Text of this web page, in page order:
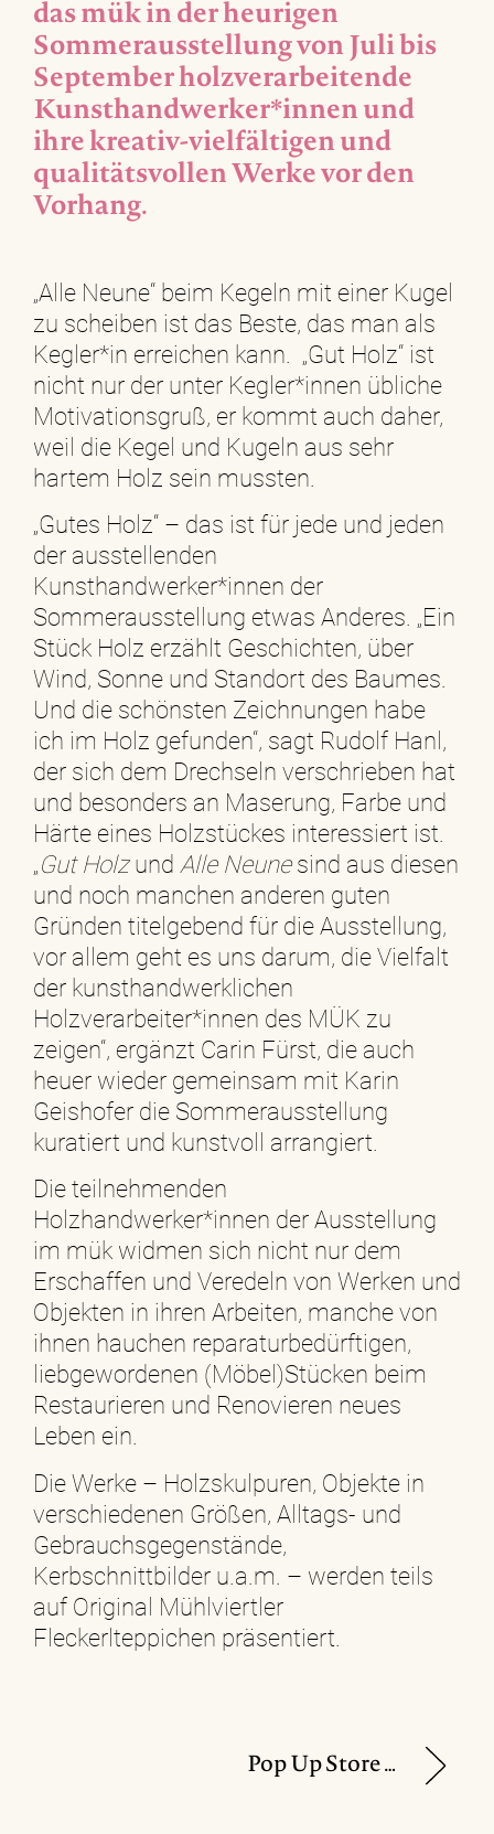
das mük in der heurigen
Sommerausstellung von Juli bis
September holzverarbeitende
Kunsthandwerker*innen und
ihre kreativ-vielfältigen und
qualitätsvollen Werke vor den
Vorhang.
„Alle Neune“ beim Kegeln mit einer Kugel
zu scheiben ist das Beste, das man als
Kegler*in erreichen kann. „Gut Holz“ ist
nicht nur der unter Kegler*innen übliche
Motivationsgruß, er kommt auch daher,
weil die Kegel und Kugeln aus sehr
hartem Holz sein mussten.
„Gutes Holz“ – das ist für jede und jeden
der ausstellenden
Kunsthandwerker*innen der
Sommerausstellung etwas Anderes. „Ein
Stück Holz erzählt Geschichten, über
Wind, Sonne und Standort des Baumes.
Und die schönsten Zeichnungen habe
ich im Holz gefunden“, sagt Rudolf Hanl,
der sich dem Drechseln verschrieben hat
und besonders an Maserung, Farbe und
Härte eines Holzstückes interessiert ist.
„Gut Holzund Alle Neunesind aus diesen
und noch manchen anderen guten
Gründen titelgebend für die Ausstellung,
vor allem geht es uns darum, die Vielfalt
der kunsthandwerklichen
Holzverarbeiter*innen des MÜK zu
zeigen“, ergänzt Carin Fürst, die auch
heuer wieder gemeinsam mit Karin
Geishofer die Sommerausstellung
kuratiert und kunstvoll arrangiert.
Die teilnehmenden
Holzhandwerker*innen der Ausstellung
im mük widmen sich nicht nur dem
Erschaffen und Veredeln von Werken und
Objekten in ihren Arbeiten, manche von
ihnen hauchen reparaturbedürftigen,
liebgewordenen (Möbel)Stücken beim
Restaurieren und Renovieren neues
Leben ein.
Die Werke – Holzskulpuren, Objekte in
verschiedenen Größen, Alltags- und
Gebrauchsgegenstände,
Kerbschnittbilder u.a.m. – werden teils
auf Original Mühlviertler
Fleckerlteppichen präsentiert.
Pop Up Store von „Zeitlos Design“